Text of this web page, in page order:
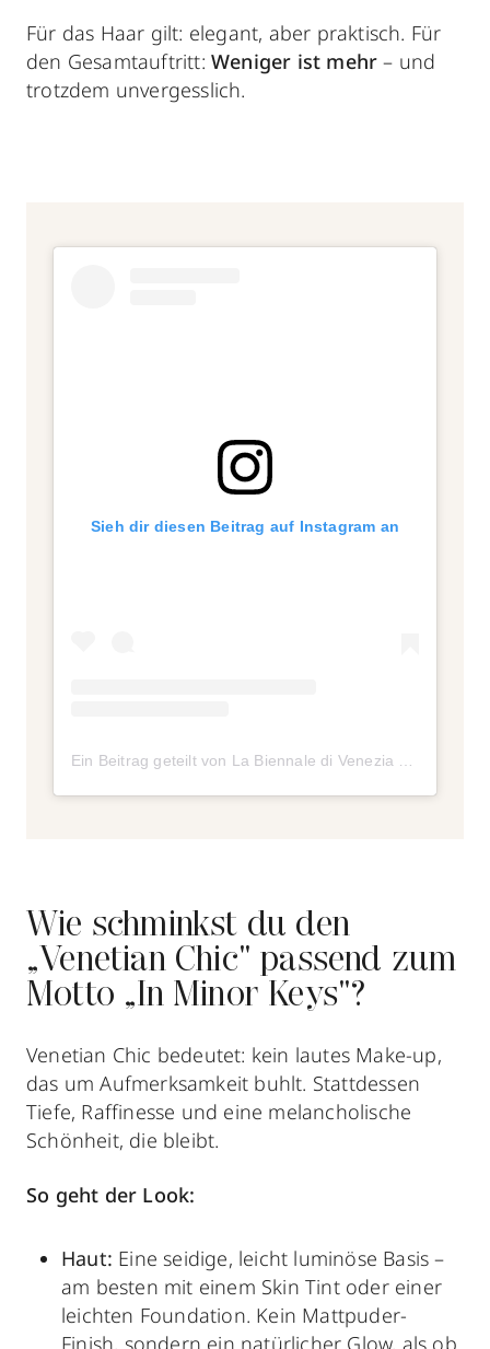
Für das Haar gilt: elegant, aber praktisch. Für
den Gesamtauftritt: Weniger ist mehr – und
trotzdem unvergesslich.
Sieh dir diesen Beitrag auf Instagram an
Ein Beitrag geteilt von La Biennale di Venezia (@labiennale)
Wie schminkst du den
„Venetian Chic" passend zum
Motto „In Minor Keys"?
Venetian Chic bedeutet: kein lautes Make-up,
das um Aufmerksamkeit buhlt. Stattdessen
Tiefe, Raffinesse und eine melancholische
Schönheit, die bleibt.
So geht der Look:
Haut: Eine seidige, leicht luminöse Basis –
am besten mit einem Skin Tint oder einer
leichten Foundation. Kein Mattpuder-